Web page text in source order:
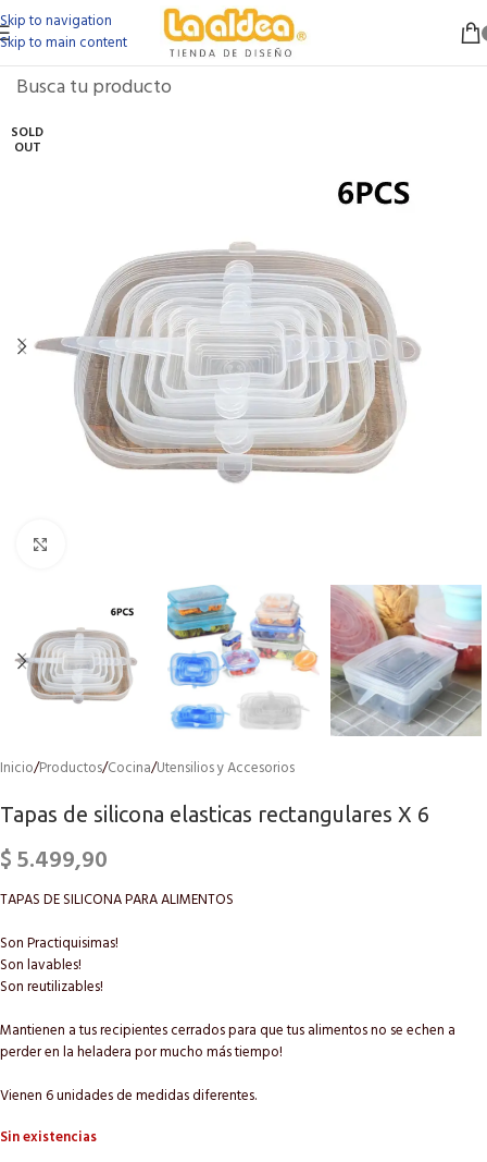
Skip to navigation
Skip to main content
SOLD
OUT
Inicio/Productos/Cocina/Utensilios y Accesorios
Tapas de silicona elasticas rectangulares X 6
$5.499,90
TAPAS DE SILICONA PARA ALIMENTOS
Son Practiquisimas!
Son lavables!
Son reutilizables!
Mantienen a tus recipientes cerrados para que tus alimentos no se echen a
perder en la heladera por mucho más tiempo!
Vienen 6 unidades de medidas diferentes.
Sin existencias